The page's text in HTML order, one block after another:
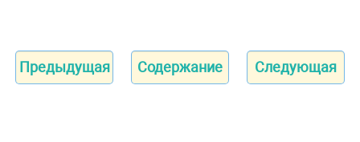
Предыдущая Содержание Следующая